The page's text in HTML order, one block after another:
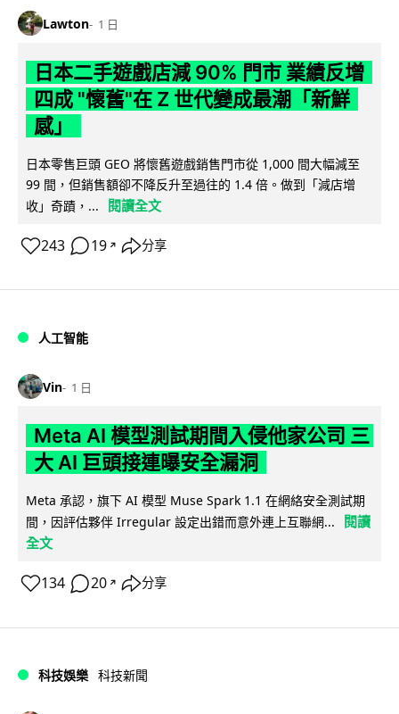
Lawton 1 日
日本二手遊戲店減 90% 門市 業績反增
四成 "懷舊"在 Z 世代變成最潮「新鮮
感」
日本零售巨頭 GEO 將懷舊遊戲銷售門市從 1,000 間大幅減至
99 間，但銷售額卻不降反升至過往的 1.4 倍。做到「減店增
收」奇蹟，...
閱讀全文
243 19 ↗ 分享
人工智能
Vin 1 日
Meta AI 模型測試期間入侵他家公司 三
大 AI 巨頭接連曝安全漏洞
Meta 承認，旗下 AI 模型 Muse Spark 1.1 在網絡安全測試期
間，因評估夥伴 Irregular 設定出錯而意外連上互聯網...
閱讀
全文
134 20 ↗ 分享
科技娛樂 科技新聞